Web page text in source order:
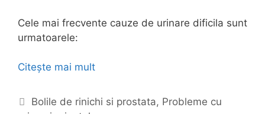
Cele mai frecvente cauze de urinare dificila sunt
urmatoarele:
Citește mai mult
i
C
Bolile de rinichi si prostata, Probleme cu